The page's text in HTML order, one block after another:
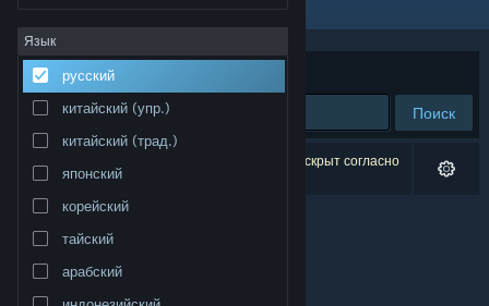
Информация
Поддержка
Изменить язык
Полная версия
Язык
русский
китайский (упр.)
китайский (трад.)
японский
корейский
тайский
арабский
Сортировать по
Поиск
Результатов по вашему запросу: 0. 1 продукт скрыт согласно
вашим настройкам.